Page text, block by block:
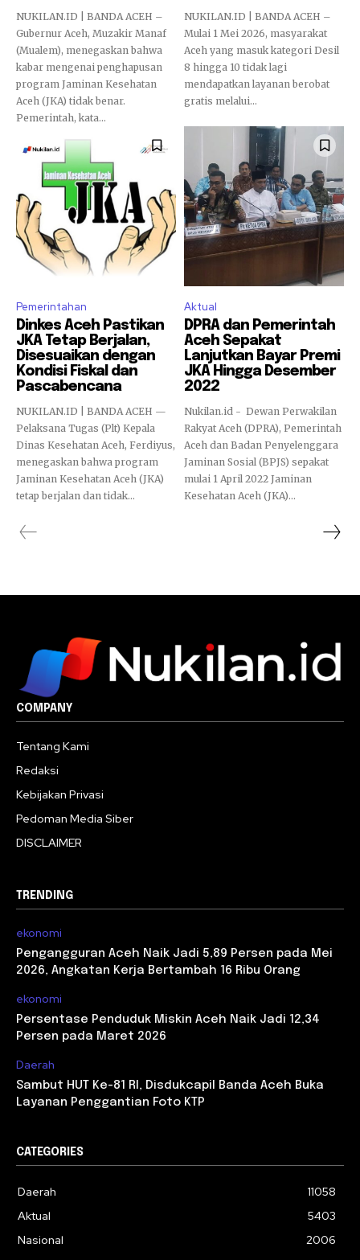
NUKILAN.ID | BANDA ACEH –
Gubernur Aceh, Muzakir Manaf
(Mualem), menegaskan bahwa
kabar mengenai penghapusan
program Jaminan Kesehatan
Aceh (JKA) tidak benar.
Pemerintah, kata...
NUKILAN.ID | BANDA ACEH –
Mulai 1 Mei 2026, masyarakat
Aceh yang masuk kategori Desil
8 hingga 10 tidak lagi
mendapatkan layanan berobat
gratis melalui...
Pemerintahan
Dinkes Aceh Pastikan
JKA Tetap Berjalan,
Disesuaikan dengan
Kondisi Fiskal dan
Pascabencana
NUKILAN.ID | BANDA ACEH —
Pelaksana Tugas (Plt) Kepala
Dinas Kesehatan Aceh, Ferdiyus,
menegaskan bahwa program
Jaminan Kesehatan Aceh (JKA)
tetap berjalan dan tidak...
Aktual
DPRA dan Pemerintah
Aceh Sepakat
Lanjutkan Bayar Premi
JKA Hingga Desember
2022
Nukilan.id - Dewan Perwakilan
Rakyat Aceh (DPRA), Pemerintah
Aceh dan Badan Penyelenggara
Jaminan Sosial (BPJS) sepakat
mulai 1 April 2022 Jaminan
Kesehatan Aceh (JKA)...
COMPANY
Tentang Kami
Redaksi
Kebijakan Privasi
Pedoman Media Siber
DISCLAIMER
TRENDING
ekonomi
Pengangguran Aceh Naik Jadi 5,89 Persen pada Mei
2026, Angkatan Kerja Bertambah 16 Ribu Orang
ekonomi
Persentase Penduduk Miskin Aceh Naik Jadi 12,34
Persen pada Maret 2026
Daerah
Sambut HUT Ke-81 RI, Disdukcapil Banda Aceh Buka
Layanan Penggantian Foto KTP
CATEGORIES
Daerah
11058
Aktual
5403
Nasional
2006